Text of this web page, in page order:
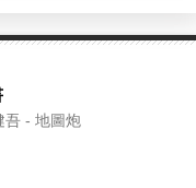
吾 - 地圖炮